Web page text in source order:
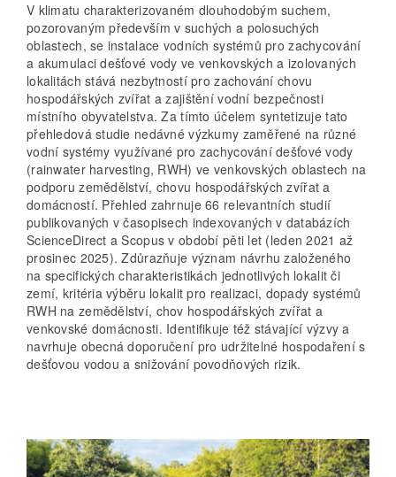
V klimatu charakterizovaném dlouhodobým suchem,
pozorovaným především v suchých a polosuchých
oblastech, se instalace vodních systémů pro zachycování
a akumulaci dešťové vody ve venkovských a izolovaných
lokalitách stává nezbytností pro zachování chovu
hospodářských zvířat a zajištění vodní bezpečnosti
místního obyvatelstva. Za tímto účelem syntetizuje tato
přehledová studie nedávné výzkumy zaměřené na různé
vodní systémy využívané pro zachycování dešťové vody
(rainwater harvesting, RWH) ve venkovských oblastech na
podporu zemědělství, chovu hospodářských zvířat a
domácností. Přehled zahrnuje 66 relevantních studií
publikovaných v časopisech indexovaných v databázích
ScienceDirect a Scopus v období pěti let (leden 2021 až
prosinec 2025). Zdůrazňuje význam návrhu založeného
na specifických charakteristikách jednotlivých lokalit či
zemí, kritéria výběru lokalit pro realizaci, dopady systémů
RWH na zemědělství, chov hospodářských zvířat a
venkovské domácnosti. Identifikuje též stávající výzvy a
navrhuje obecná doporučení pro udržitelné hospodaření s
dešťovou vodou a snižování povodňových rizik.